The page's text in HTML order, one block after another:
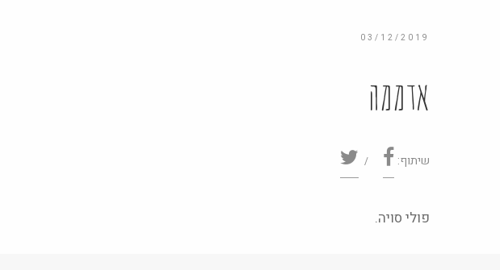
03/12/2019
אדממה
שיתוף:
פולי סויה.